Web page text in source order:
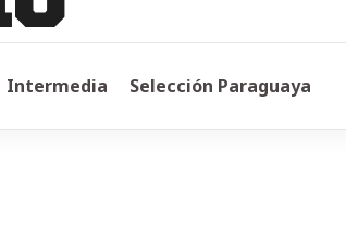
Intermedia Selección Paraguaya